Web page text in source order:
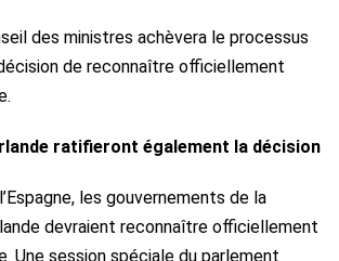
des ministres achèvera le processus
de reconnaître officiellement
ratifieront également la décision
les gouvernements de la
devraient reconnaître officiellement
Une session spéciale du parlement